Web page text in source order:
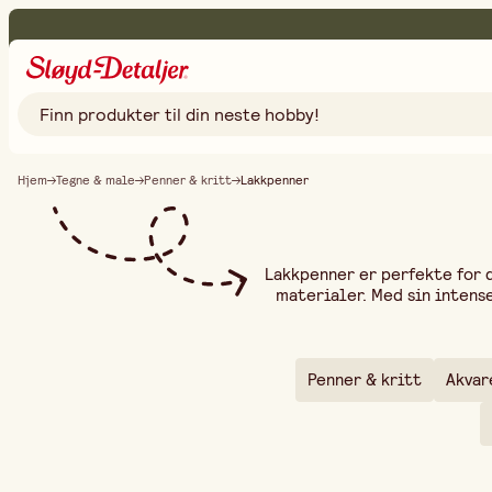
Hjem Tegne & male Penner & kritt Lakkpenner
Lakkpenner er perfekte for
materialer. Med sin
keramikk – ideelle for
pigmentene gir en jevn og
innendørs- og
Ønsker du å lage
Lakkpenner gir deg
Penner & kritt